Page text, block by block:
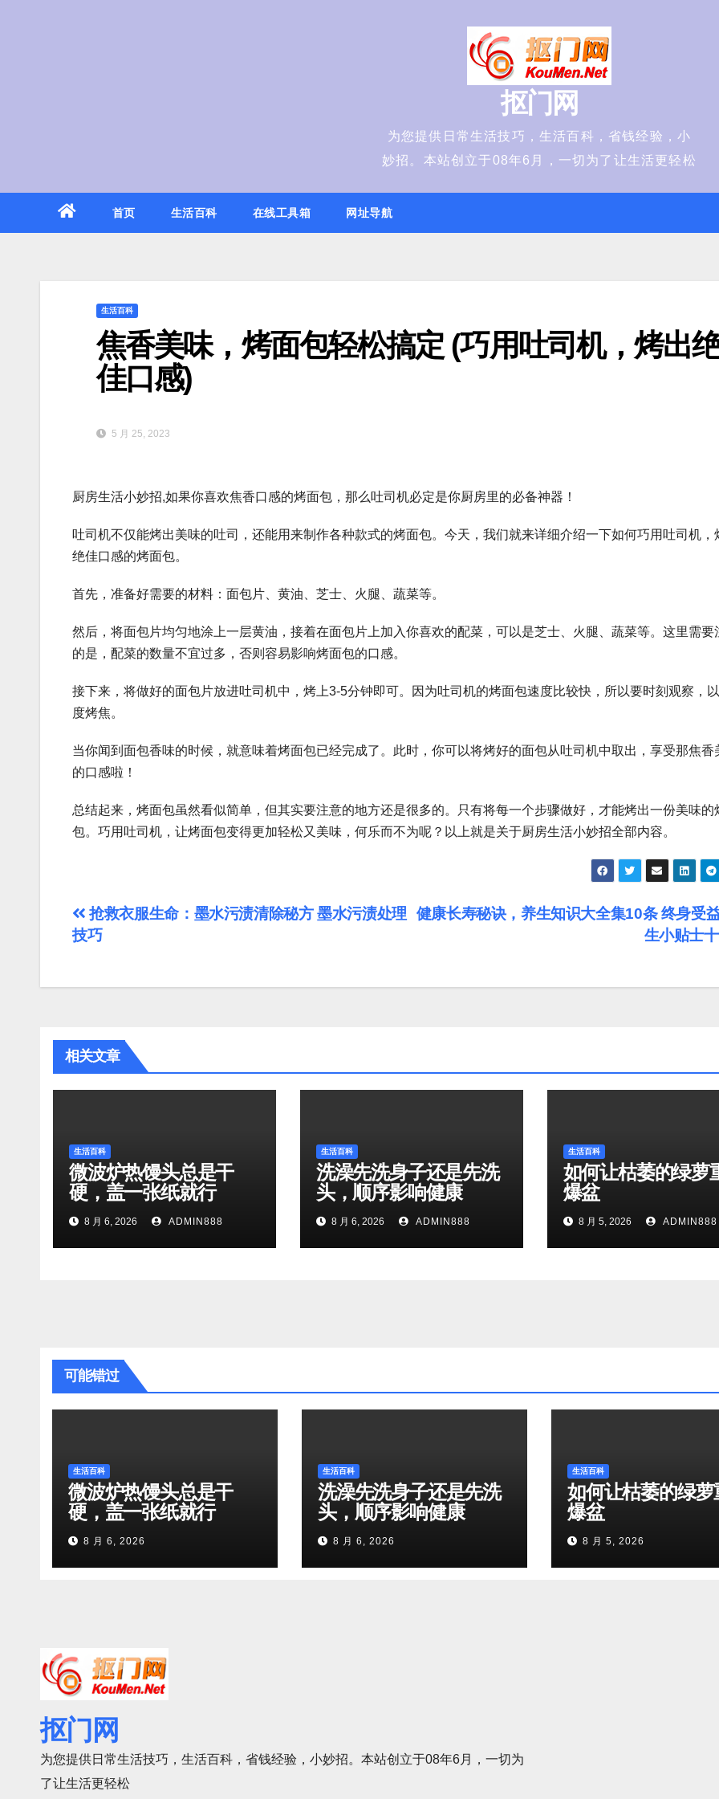
抠门网
为您提供日常生活技巧，生活百科，省钱经验，小
妙招。本站创立于08年6月，一切为了让生活更轻松
首页 生活百科 在线工具箱 网址导航
生活百科
焦香美味，烤面包轻松搞定 (巧用吐司机，烤出
佳口感)
5 月 25, 2023
厨房生活小妙招,如果你喜欢焦香口感的烤面包，那么吐司机必定是你厨房里的必备神器！
吐司机不仅能烤出美味的吐司，还能用来制作各种款式的烤面包。今天，我们就来详细介绍一下如何巧用吐司机，
绝佳口感的烤面包。
首先，准备好需要的材料：面包片、黄油、芝士、火腿、蔬菜等。
然后，将面包片均匀地涂上一层黄油，接着在面包片上加入你喜欢的配菜，可以是芝士、火腿、蔬菜等。这里需要
的是，配菜的数量不宜过多，否则容易影响烤面包的口感。
接下来，将做好的面包片放进吐司机中，烤上3-5分钟即可。因为吐司机的烤面包速度比较快，所以要时刻观察，
度烤焦。
当你闻到面包香味的时候，就意味着烤面包已经完成了。此时，你可以将烤好的面包从吐司机中取出，享受那焦香
的口感啦！
总结起来，烤面包虽然看似简单，但其实要注意的地方还是很多的。只有将每一个步骤做好，才能烤出一份美味的
包。巧用吐司机，让烤面包变得更加轻松又美味，何乐而不为呢？以上就是关于厨房生活小妙招全部内容。
文
章
导
健康长寿秘诀，养生知识大全集10条 终身受
生小贴士
抢救衣服生命：墨水污渍清除秘方 墨水污渍处理
技巧
相关文章
生活百科
微波炉热馒头总是干
硬，盖一张纸就行
8 月 6, 2026 ADMIN888
生活百科
洗澡先洗身子还是先洗
头，顺序影响健康
8 月 6, 2026 ADMIN888
生活百科
如何让枯萎的绿萝
爆盆
8 月 5, 2026 ADMIN888
可能错过
生活百科
微波炉热馒头总是干
硬，盖一张纸就行
8 月 6, 2026
生活百科
洗澡先洗身子还是先洗
头，顺序影响健康
8 月 6, 2026
生活百科
如何让枯萎的绿萝
爆盆
8 月 5, 2026
抠门网
为您提供日常生活技巧，生活百科，省钱经验，小妙招。本站创立于08年6月，一切为
了让生活更轻松